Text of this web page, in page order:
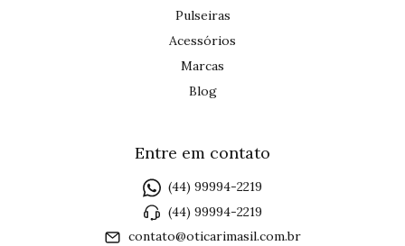
Pulseiras
Acessórios
Marcas
Blog
Entre em contato
(44) 99994-2219
(44) 99994-2219
contato@oticarimasil.com.br